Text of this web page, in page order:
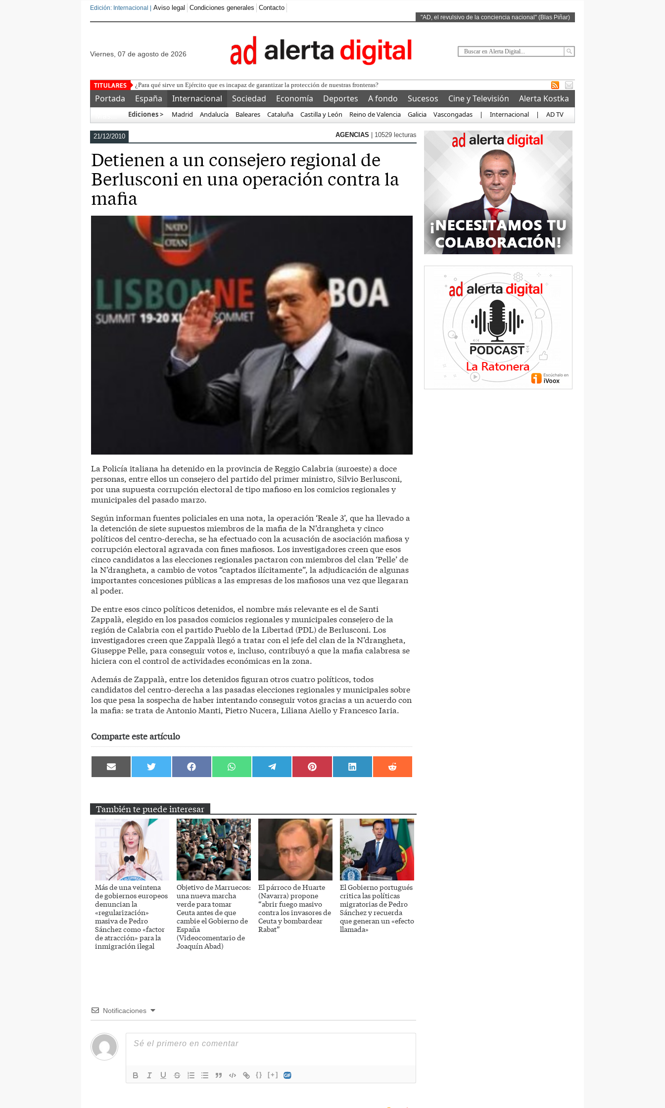
Edición: Internacional | Aviso legal Condiciones generales Contacto
"AD, el revulsivo de la conciencia nacional" (Blas Piñar)
viernes, 07 de agosto de 2026
Portada España Internacional Sociedad Economía Deportes A fondo Sucesos Cine y Televisión
Alerta Kostka
Ediciones > Madrid Andalucía Baleares Cataluña Castilla y León Reino de Valencia Galicia Vascongadas | Internacional | AD TV
21/12/2010 AGENCIAS | 10529 lecturas
Detienen a un consejero regional de
Berlusconi en una operación contra la
mafia
La Policía italiana ha detenido en la provincia de Reggio Calabria (suroeste) a doce
personas, entre ellos un consejero del partido del primer ministro, Silvio Berlusconi,
por una supuesta corrupción electoral de tipo mafioso en los comicios regionales y
municipales del pasado marzo.
Según informan fuentes policiales en una nota, la operación ‘Reale 3’, que ha llevado a
la detención de siete supuestos miembros de la mafia de la N’drangheta y cinco
políticos del centro-derecha, se ha efectuado con la acusación de asociación mafiosa y
corrupción electoral agravada con fines mafiosos. Los investigadores creen que esos
cinco candidatos a las elecciones regionales pactaron con miembros del clan ‘Pelle’ de
la N’drangheta, a cambio de votos “captados ilícitamente”, la adjudicación de algunas
importantes concesiones públicas a las empresas de los mafiosos una vez que llegaran
al poder.
De entre esos cinco políticos detenidos, el nombre más relevante es el de Santi
Zappalà, elegido en los pasados comicios regionales y municipales consejero de la
región de Calabria con el partido Pueblo de la Libertad (PDL) de Berlusconi. Los
investigadores creen que Zappalà llegó a tratar con el jefe del clan de la N’drangheta,
Giuseppe Pelle, para conseguir votos e, incluso, contribuyó a que la mafia calabresa se
hiciera con el control de actividades económicas en la zona.
Además de Zappalà, entre los detenidos figuran otros cuatro políticos, todos
candidatos del centro-derecha a las pasadas elecciones regionales y municipales sobre
los que pesa la sospecha de haber intentando conseguir votos gracias a un acuerdo con
la mafia: se trata de Antonio Manti, Pietro Nucera, Liliana Aiello y Francesco Iaria.
Comparte este artículo
Compartir
en
Compartir
en
Compartir
en
Compartir
en
Compartir
en
Compartir
en
Compartir
en
Compartir
en
También te puede interesar
Más de una veintena
de gobiernos europeos
denuncian la
«regularización»
masiva de Pedro
Sánchez como «factor
de atracción» para la
inmigración ilegal
Objetivo de Marruecos:
una nueva marcha
verde para tomar
Ceuta antes de que
cambie el Gobierno de
España
(Videocomentario de
Joaquín Abad)
El párroco de Huarte
(Navarra) propone
“abrir fuego masivo
contra los invasores de
Ceuta y bombardear
Rabat”
El Gobierno portugués
critica las políticas
migratorias de Pedro
Sánchez y recuerda
que generan un «efecto
llamada»
Notificaciones
{} [+]